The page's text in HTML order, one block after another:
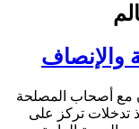
والإنصاف
مع أصحاب المصلحة
تدخلات تركز على